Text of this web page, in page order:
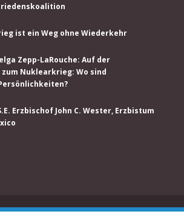
ist ein Weg ohne Wiederkehr
Zepp-LaRouche: Auf der
Nuklearkrieg: Wo sind
Erzbischof John C. Wester, Erzbistum